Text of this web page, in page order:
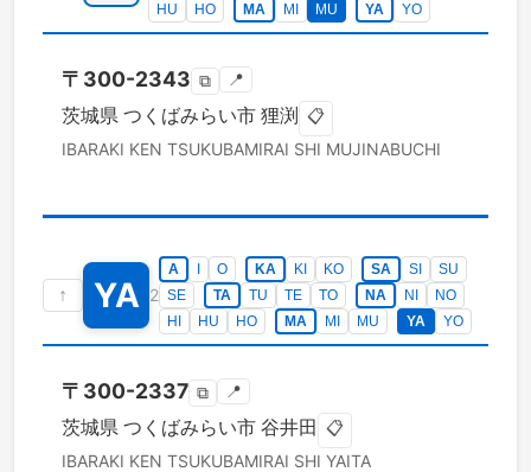
HU
HO MA MI MU YA YO
〒 300-2343 ⧉ 📍
茨城県 つくばみらい市 狸渕 📋
IBARAKI KEN TSUKUBAMIRAI SHI MUJINABUCHI
↑ YA 2
A O KA KI KO SA SI
SU
SE
TA TU TE TO NA NI
NO
HI
HU HO MA MI MU YA YO
〒 300-2337 ⧉ 📍
茨城県 つくばみらい市 谷井田 📋
IBARAKI KEN TSUKUBAMIRAI SHI YAITA